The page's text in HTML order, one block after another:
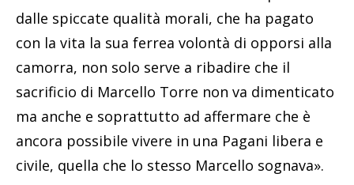
dalle spiccate qualità morali, che ha pagato
con la vita la sua ferrea volontà di opporsi alla
camorra, non solo serve a ribadire che il
sacrificio di Marcello Torre non va dimenticato
ma anche e soprattutto ad affermare che è
ancora possibile vivere in una Pagani libera e
civile, quella che lo stesso Marcello sognava».